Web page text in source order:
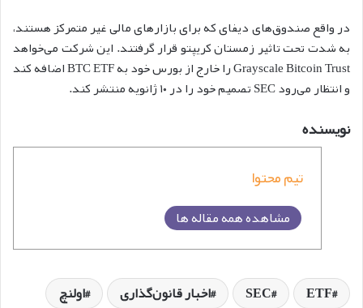
در واقع صندوق‌های دیفای که برای بازارهای مالی غیر متمرکز هستند،
به شدت تحت تاثیر زمستان کریپتو قرار گرفتند. این شرکت می‌خواهد
Grayscale Bitcoin Trust را خارج از بورس خود به BTC ETF اضافه کند
و انتظار می‌رود SEC تصمیم خود را در ۱۰ ژانویه منتشر کند.
نویسنده
تیم محتوا
مشاهده همه مقاله ها
ETF
SEC اخبار قانون‌گذاری
اولنچ